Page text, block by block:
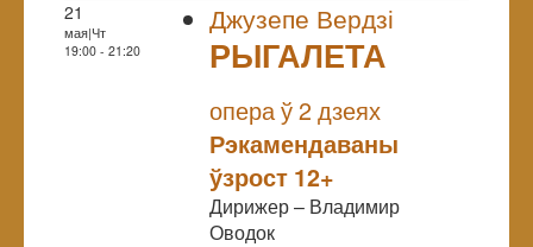
21
мая|Чт
19:00 - 21:20
Джузепе Вердзі
РЫГАЛЕТА
опера ў 2 дзеях
Рэкамендаваны
ўзрост 12+
Дирижер – Владимир
Оводок